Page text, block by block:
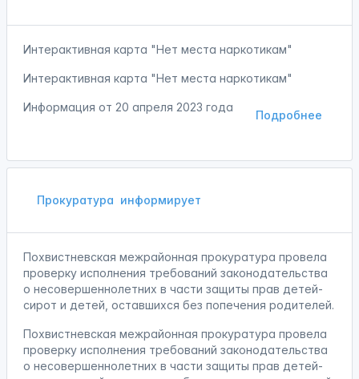
Интерактивная карта "Нет места наркотикам"
Интерактивная карта "Нет места наркотикам"
Подробнее
Информация от 20 апреля 2023 года
Прокуратура информирует
Похвистневская межрайонная прокуратура провела
проверку исполнения требований законодательства
о несовершеннолетних в части защиты прав детей-
сирот и детей, оставшихся без попечения родителей.
Похвистневская межрайонная прокуратура провела
проверку исполнения требований законодательства
о несовершеннолетних в части защиты прав детей-